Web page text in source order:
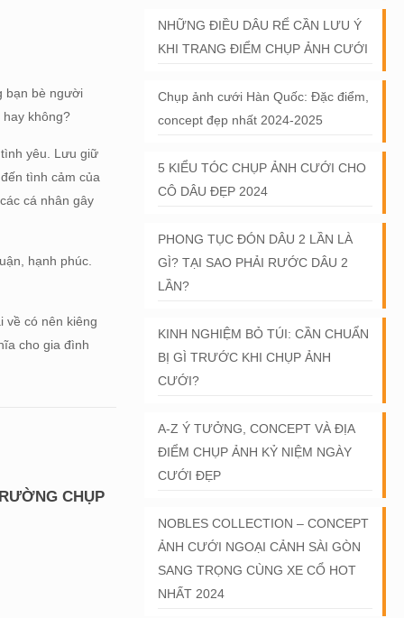
bạn bè người
không?
yêu. Lưu giữ
tình cảm của
cá nhân gây
hạnh phúc.
về có nên kiêng
cho gia đình
CHỤP
NHỮNG ĐIỀU DÂU RỂ CẦN LƯU Ý
KHI TRANG ĐIỂM CHỤP ẢNH CƯỚI
Chụp ảnh cưới Hàn Quốc: Đặc điểm,
concept đẹp nhất 2024-2025
5 KIỂU TÓC CHỤP ẢNH CƯỚI CHO
CÔ DÂU ĐẸP 2024
PHONG TỤC ĐÓN DÂU 2 LẦN LÀ
GÌ? TẠI SAO PHẢI RƯỚC DÂU 2
LẦN?
KINH NGHIỆM BỎ TÚI: CẦN CHUẨN
BỊ GÌ TRƯỚC KHI CHỤP ẢNH
CƯỚI?
A-Z Ý TƯỞNG, CONCEPT VÀ ĐỊA
ĐIỂM CHỤP ẢNH KỶ NIỆM NGÀY
CƯỚI ĐẸP
NOBLES COLLECTION – CONCEPT
ẢNH CƯỚI NGOẠI CẢNH SÀI GÒN
SANG TRỌNG CÙNG XE CỔ HOT
NHẤT 2024